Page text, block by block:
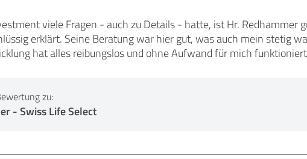
viele Fragen - auch zu Details - hatte, ist Hr. Redhammer
erklärt. Seine Beratung war hier gut, was auch mein stetig
hat alles reibungslos und ohne Aufwand für mich
zu:
- Swiss Life Select